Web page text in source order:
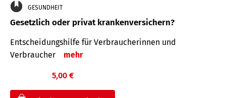
GESUNDHEIT
Gesetzlich oder privat krankenversichern?
Entscheidungshilfe für Verbraucherinnen und
Verbraucher
mehr
5,00 €